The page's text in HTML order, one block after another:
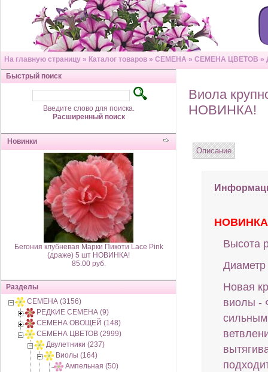
На главную страницу » Каталог товаров » СЕМЕНА » СЕМЕНА ЦВЕТОВ »
Быстрый поиск
Введите слово для поиска.
Расширенный поиск
Новинки
Бегония клубневая Марки Пикоти Lace Pink
(драже) 5 шт НОВИНКА!
85.00 руб.
Разделы
СЕМЕНА (3156)
РЕДКИЕ СЕМЕНА (9)
СЕМЕНА ОВОЩЕЙ (148)
СЕМЕНА ЦВЕТОВ (2999)
Двулетники (237)
Виолы (164)
Ампельная (50)
Виола
НОВИНКА!
Описание
НОВИНКА
Высота
Диаметр
Новая
виолы -